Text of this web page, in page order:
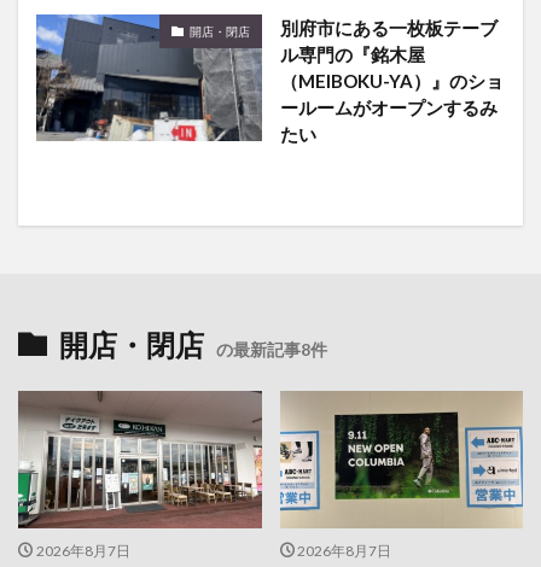
開店・閉店
別府市にある一枚板テーブ
ル専門の『銘木屋
（MEIBOKU-YA）』のショ
ールームがオープンするみ
たい
開店・閉店 の最新記事8件
2026年8月7日 2026年8月7日